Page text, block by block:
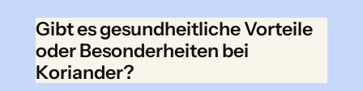
Gibt es gesundheitliche Vorteile
oder Besonderheiten bei
Koriander?